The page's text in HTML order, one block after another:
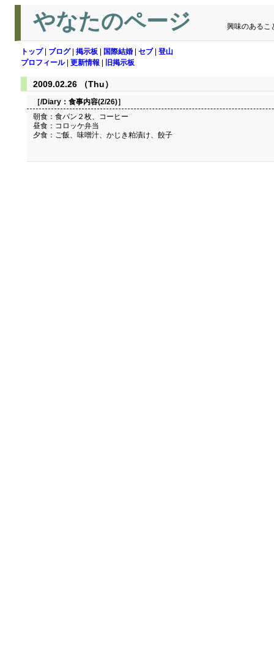
やなたのページ 興味のあるこ
トップ| ブログ| 掲示板 国際結婚 セブ| 登山
プロフィール| 更新情報 旧掲示板
2009.02.26 （Thu）
［/Diary： 食事内容(2/26)］
朝食：食パン２枚、コーヒー
昼食：コロッケ弁当
夕食：ご飯、味噌汁、かじき粕漬け、餃子